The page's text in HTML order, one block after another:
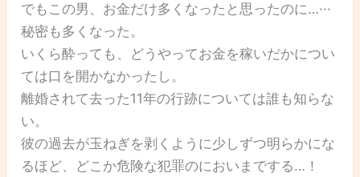
でもこの男、お金だけ多くなったと思ったのに…···
秘密も多くなった。
いくら酔っても、どうやってお金を稼いだかについ
ては口を開かなかったし。
離婚されて去った11年の行跡については誰も知らな
い。
彼の過去が玉ねぎを剥くように少しずつ明らかにな
るほど、どこか危険な犯罪のにおいまでする…！